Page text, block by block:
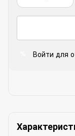
Войти для